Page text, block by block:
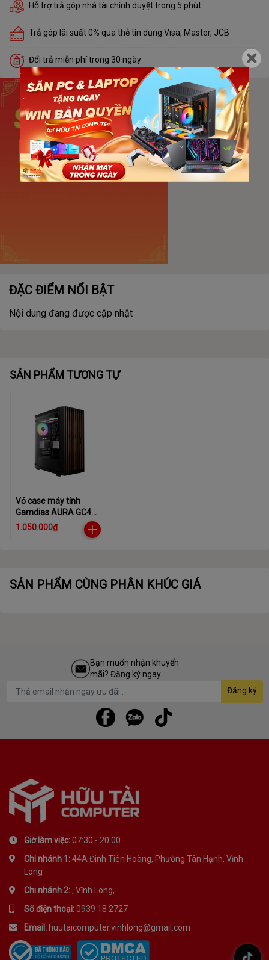
Hỗ trợ trả góp nhà tài chính duyệt trong 5 phút
Trả góp lãi suất 0% qua thẻ tín dụng Visa, Master, JCB
Đổi trả miễn phí trong 30 ngày
ĐẶC ĐIỂM NỔI BẬT
Nội dung đang được cập nhật
SẢN PHẨM TƯƠNG TỰ
Vỏ case máy tính
Gamdias AURA GC4
ELITE
1.050.000₫
SẢN PHẨM CÙNG PHÂN KHÚC GIÁ
Bạn muốn nhận khuyến
mãi? Đăng ký ngay.
Đăng ký
Giờ làm việc:07:30 - 20:00
Chi nhánh 1:44A Đinh Tiên Hoàng, Phường Tân Hạnh, Vĩnh
Long
Chi nhánh 2:, Vĩnh Long,
Số điện thoại:0939 18 2727
Email: huutaicomputer.vinhlong@gmail.com
.